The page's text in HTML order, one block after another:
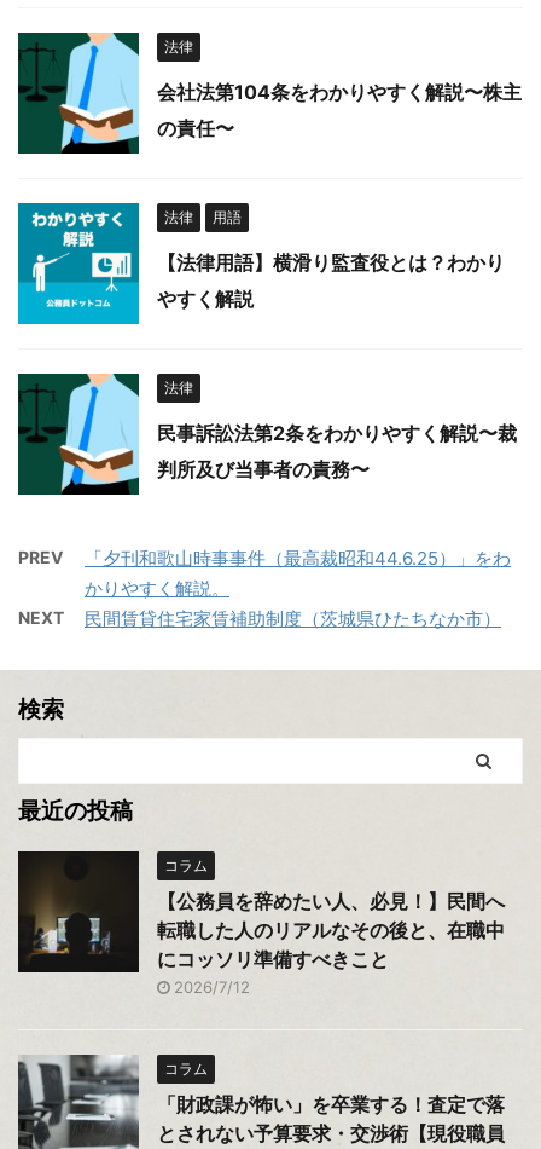
法律
会社法第104条をわかりやすく解説〜株主
の責任〜
法律 用語
【法律用語】横滑り監査役とは？わかり
やすく解説
法律
民事訴訟法第2条をわかりやすく解説〜裁
判所及び当事者の責務〜
PREV
「夕刊和歌山時事事件（最高裁昭和44.6.25）」をわ
かりやすく解説。
NEXT 民間賃貸住宅家賃補助制度（茨城県ひたちなか市）
検索
最近の投稿
コラム
【公務員を辞めたい人、必見！】民間へ
転職した人のリアルなその後と、在職中
にコッソリ準備すべきこと
2026/7/12
コラム
「財政課が怖い」を卒業する！査定で落
とされない予算要求・交渉術【現役職員